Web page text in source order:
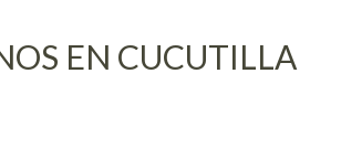
EN CUCUTILLA